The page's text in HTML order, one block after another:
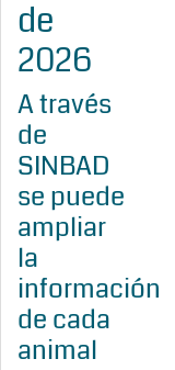
de
2026
A través
de
SINBAD
se puede
ampliar
la
información
de cada
animal